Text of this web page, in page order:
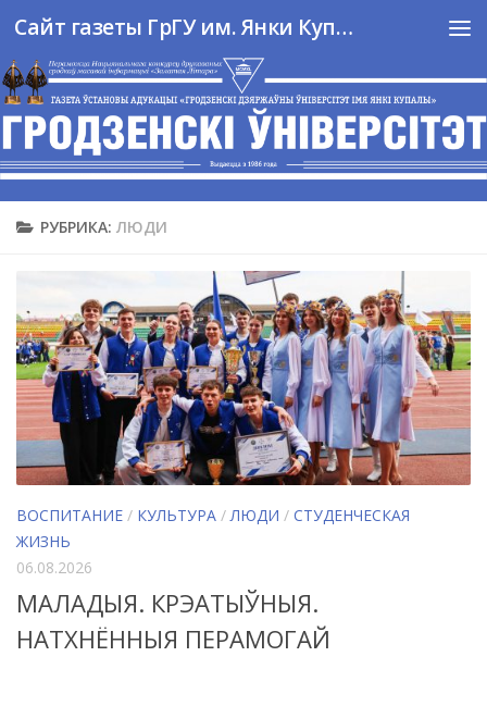
Перейти к содержимому Сайт газеты ГрГУ им. Янки Купалы
РУБРИКА: ЛЮДИ
ВОСПИТАНИЕ / КУЛЬТУРА /ЛЮДИ / СТУДЕНЧЕСКАЯ
ЖИЗНЬ
06.08.2026
МАЛАДЫЯ. КРЭАТЫЎНЫЯ.
НАТХНЁННЫЯ ПЕРАМОГАЙ